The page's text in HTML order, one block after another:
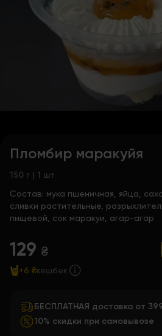
Пломбир маракуйя
150 г | 1 шт
Состав: мука пшеничная, яйца,
сливки растительные,
пищевой, сок маракуи, агар-агар
129 ₴
+6 ₴кешбек
БЕСПЛАТНАЯ доставка от
10% скидки при самовывозе